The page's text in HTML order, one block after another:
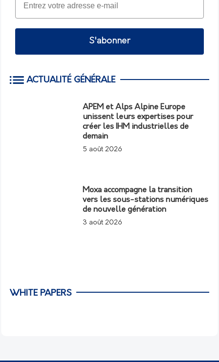
S'abonner
ACTUALITÉ GÉNÉRALE
APEM et Alps Alpine Europe
unissent leurs expertises pour
créer les IHM industrielles de
demain
5 août 2026
Moxa accompagne la transition
vers les sous-stations numériques
de nouvelle génération
3 août 2026
WHITE PAPERS